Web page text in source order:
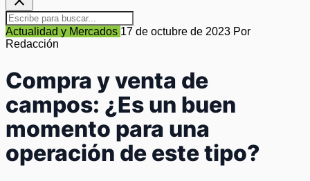
Actualidad y Mercados 17 de octubre de 2023 Por
Redacción
Compra y venta de
campos: ¿Es un buen
momento para una
operación de este tipo?